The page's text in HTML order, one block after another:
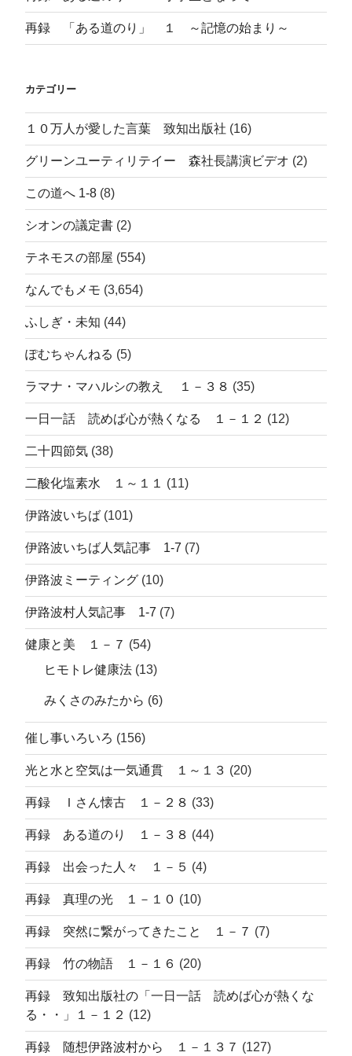
再録 「ある道のり」 １ ～記憶の始まり～
カテゴリー
１０万人が愛した言葉 致知出版社 (16)
グリーンユーティリテイー 森社長講演ビデオ (2)
この道へ 1-8 (8)
シオンの議定書 (2)
テネモスの部屋 (554)
なんでもメモ (3,654)
ふしぎ・未知 (44)
ぽむちゃんねる (5)
ラマナ・マハルシの教え １－３８ (35)
一日一話 読めば心が熱くなる １－１２ (12)
二十四節気 (38)
二酸化塩素水 １～１１ (11)
伊路波いちば (101)
伊路波いちば人気記事 1-7 (7)
伊路波ミーティング (10)
伊路波村人気記事 1-7 (7)
健康と美 １－７ (54)
ヒモトレ健康法 (13)
みくさのみたから (6)
催し事いろいろ (156)
光と水と空気は一気通貫 １～１３ (20)
再録 Ｉさん懐古 １－２８ (33)
再録 ある道のり １－３８ (44)
再録 出会った人々 １－５ (4)
再録 真理の光 １－１０ (10)
再録 突然に繋がってきたこと １－７ (7)
再録 竹の物語 １－１６ (20)
再録 致知出版社の「一日一話 読めば心が熱くな
る・・」１－１２ (12)
再録 随想伊路波村から １－１３７ (127)